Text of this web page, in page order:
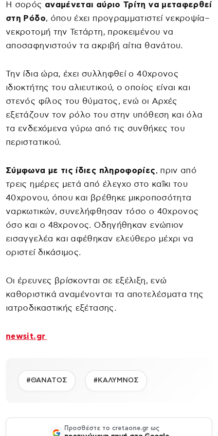
Η σορός αναμένεται αύριο Τρίτη να μεταφερθεί
στη Ρόδο, όπου έχει προγραμματιστεί νεκροψία–
νεκροτομή την Τετάρτη, προκειμένου να
αποσαφηνιστούν τα ακριβή αίτια θανάτου.
Την ίδια ώρα, έχει συλληφθεί ο 40χρονος
ιδιοκτήτης του αλιευτικού, ο οποίος είναι και
στενός φίλος του θύματος, ενώ οι Αρχές
εξετάζουν τον ρόλο του στην υπόθεση και όλα
τα ενδεχόμενα γύρω από τις συνθήκες του
περιστατικού.
Σύμφωνα με τις ίδιες πληροφορίες, πριν από
τρεις ημέρες μετά από έλεγχο στο καΐκι του
40χρονου, όπου και βρέθηκε μικροποσότητα
ναρκωτικών, συνελήφθησαν τόσο ο 40χρονος
όσο και ο 48χρονος. Οδηγήθηκαν ενώπιον
εισαγγελέα και αφέθηκαν ελεύθερο μέχρι να
οριστεί δικάσιμος.
Οι έρευνες βρίσκονται σε εξέλιξη, ενώ
καθοριστικά αναμένονται τα αποτελέσματα της
ιατροδικαστικής εξέτασης.
newsit.gr
#ΘΑΝΑΤΟΣ #ΚΑΛΥΜΝΟΣ
Προσθέστε το cretaone.gr ως